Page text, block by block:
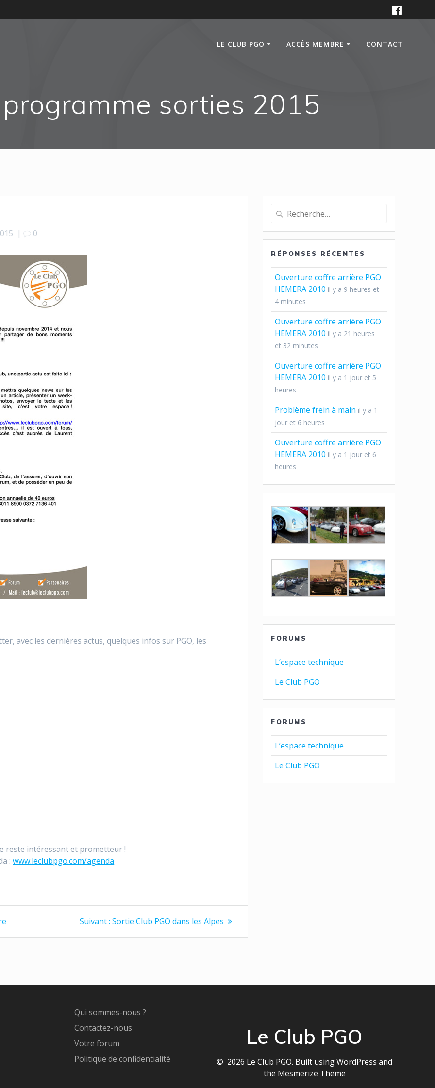
LE CLUB PGO ACCÈS MEMBRE CONTACT
sorties 2015
| 0
avec les dernières actus, quelques infos sur PGO, les
reste intéressant et prometteur !
:www.leclubpgo.com/agenda
Suivant : Article
Sortie Club PGO dans les Alpes
Recherche
pour
:
RÉPONSES RÉCENTES
Ouverture coffre arrière PGO
HEMERA 2010 il y a 9 heures et
4 minutes
Ouverture coffre arrière PGO
HEMERA 2010 il y a 21 heures
et 32 minutes
Ouverture coffre arrière PGO
HEMERA 2010 il y a 1 jour et 5
heures
Problème frein à main il y a 1
jour et 6 heures
Ouverture coffre arrière PGO
HEMERA 2010 il y a 1 jour et 6
heures
FORUMS
L’espace technique
Le Club PGO
FORUMS
L’espace technique
Le Club PGO
Qui sommes-nous ?
Contactez-nous
Votre forum
Politique de confidentialité
Le Club PGO
© 2026 Le Club PGO. Built using WordPress and
the Mesmerize Theme